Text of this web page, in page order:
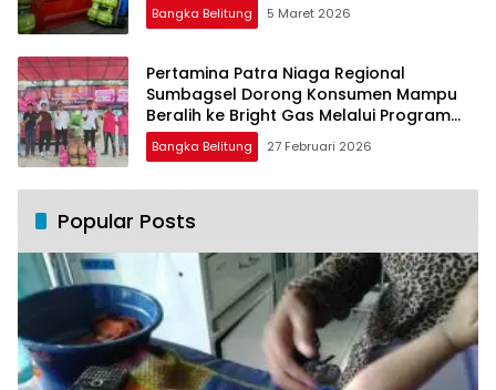
Bangka Belitung 5 Maret 2026
Pertamina Patra Niaga Regional
Sumbagsel Dorong Konsumen Mampu
Beralih ke Bright Gas Melalui Program
Trade In di Belitung Timur
Bangka Belitung 27 Februari 2026
Popular Posts